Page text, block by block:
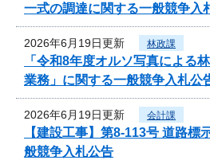
一式の調達に関する一般競争入
2026年6月19日更新 林政課
「令和8年度オルソ写真による
業務」に関する一般競争入札公
2026年6月19日更新 会計課
【建設工事】第8-113号 道路標
般競争入札公告